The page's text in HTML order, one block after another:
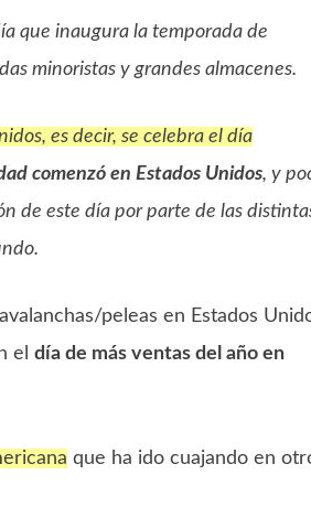
que inaugura la temporada de
minoristas y grandes almacenes.
es decir, se celebra el día
comenzó en Estados Unidos, y
de este día por parte de las
peleas en Estados
el día de más ventas del año en
que ha ido cuajando en